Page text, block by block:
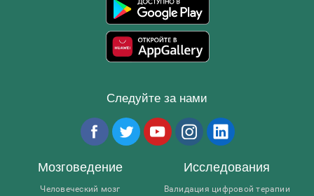
Следуйте за нами
Мозговедение
Человеческий мозг
Исследования
Валидация цифровой терапии